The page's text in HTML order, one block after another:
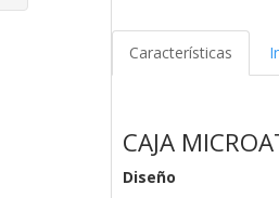
Características
CAJA
Diseño